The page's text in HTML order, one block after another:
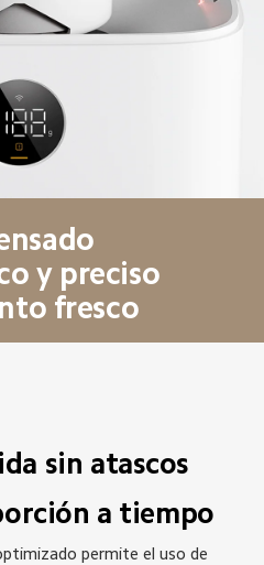
y preciso
fresco
sin atascos
a tiempo
permite el uso de